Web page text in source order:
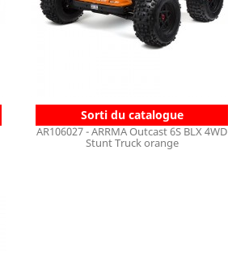
Sorti du catalogue
AR106027 - ARRMA Outcast 6S BLX 4WD
Stunt Truck orange